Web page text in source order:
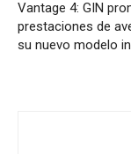
Vantage 4: GIN
prestaciones de
su nuevo modelo